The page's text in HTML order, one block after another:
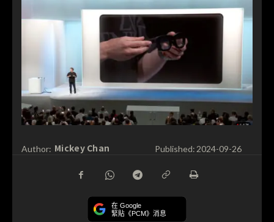
Author: Mickey Chan Published: 2024-09-26
在 Google
緊貼《PCM》消息